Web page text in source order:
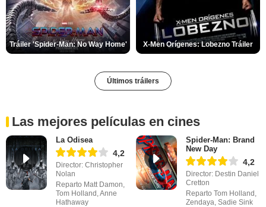
Tráiler 'Spider-Man: No Way Home' X-Men Orígenes: Lobezno Tráiler
Últimos tráilers
Las mejores películas en cines
La Odisea
4,2
Director: Christopher
Nolan
Reparto Matt Damon,
Tom Holland, Anne
Hathaway
Spider-Man: Brand
New Day
4,2
Director: Destin Daniel
Cretton
Reparto Tom Holland,
Zendaya, Sadie Sink